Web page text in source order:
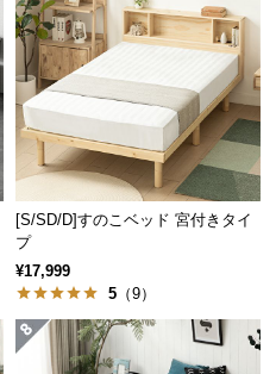
[S/SD/D]すのこベッド 宮付きタイ
プ
¥17,999
5 （9）